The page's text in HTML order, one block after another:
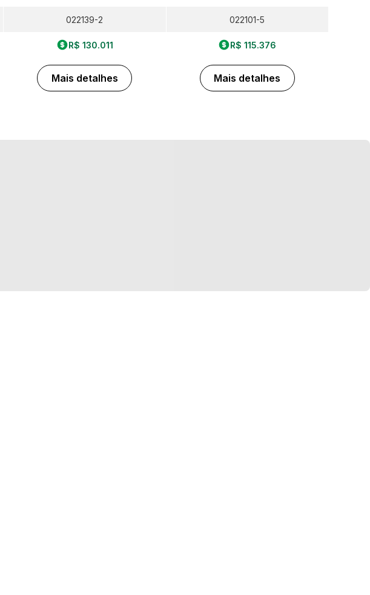
022139-2
R$ 130.011
Mais detalhes
022101-5
R$ 115.376
Mais detalhes